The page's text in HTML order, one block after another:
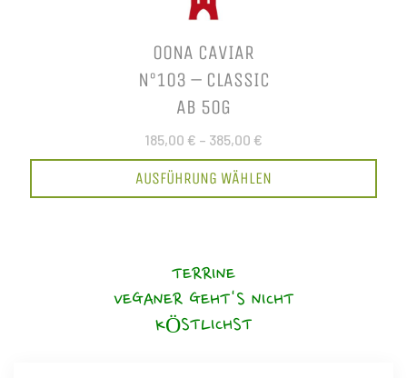
OONA CAVIAR
N°103 – CLASSIC
AB 50G
185,00 € – 385,00 €
AUSFÜHRUNG WÄHLEN
TERRINE
VEGANER GEHT'S NICHT
KÖSTLICHST